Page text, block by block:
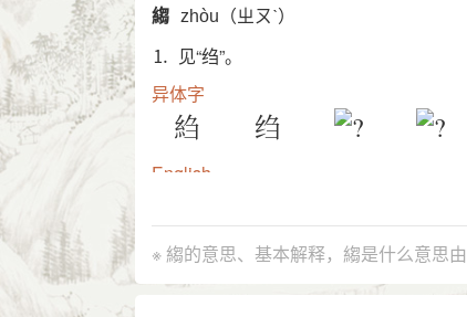
縐
zhòu（ㄓㄡˋ）
⒈ 见“绉”。
异体字
䋓 绉
English
※ 縐的意思、基本解释，縐是什么意思由